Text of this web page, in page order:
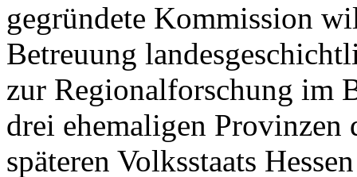
gegründete Kommission
Betreuung
zur Regionalforschung im
drei ehemaligen Provinzen
späteren Volksstaats